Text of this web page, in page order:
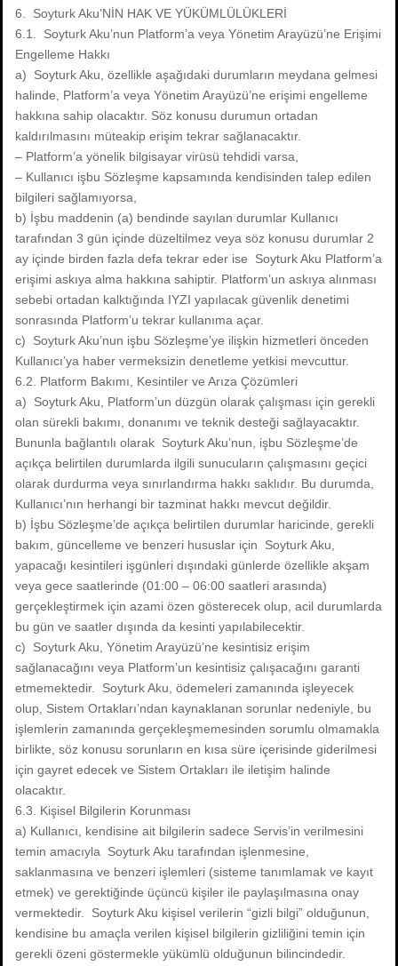
6. Soyturk Aku’NİN HAK VE YÜKÜMLÜLÜKLERİ
6.1. Soyturk Aku’nun Platform’a veya Yönetim Arayüzü’ne Erişimi
Engelleme Hakkı
a) Soyturk Aku, özellikle aşağıdaki durumların meydana gelmesi
halinde, Platform’a veya Yönetim Arayüzü’ne erişimi engelleme
hakkına sahip olacaktır. Söz konusu durumun ortadan
kaldırılmasını müteakip erişim tekrar sağlanacaktır.
– Platform’a yönelik bilgisayar virüsü tehdidi varsa,
– Kullanıcı işbu Sözleşme kapsamında kendisinden talep edilen
bilgileri sağlamıyorsa,
b) İşbu maddenin (a) bendinde sayılan durumlar Kullanıcı
tarafından 3 gün içinde düzeltilmez veya söz konusu durumlar 2
ay içinde birden fazla defa tekrar eder ise Soyturk Aku Platform’a
erişimi askıya alma hakkına sahiptir. Platform’un askıya alınması
sebebi ortadan kalktığında IYZI yapılacak güvenlik denetimi
sonrasında Platform’u tekrar kullanıma açar.
c) Soyturk Aku’nun işbu Sözleşme’ye ilişkin hizmetleri önceden
Kullanıcı’ya haber vermeksizin denetleme yetkisi mevcuttur.
6.2. Platform Bakımı, Kesintiler ve Arıza Çözümleri
a) Soyturk Aku, Platform’un düzgün olarak çalışması için gerekli
olan sürekli bakımı, donanımı ve teknik desteği sağlayacaktır.
Bununla bağlantılı olarak Soyturk Aku’nun, işbu Sözleşme’de
açıkça belirtilen durumlarda ilgili sunucuların çalışmasını geçici
olarak durdurma veya sınırlandırma hakkı saklıdır. Bu durumda,
Kullanıcı’nın herhangi bir tazminat hakkı mevcut değildir.
b) İşbu Sözleşme’de açıkça belirtilen durumlar haricinde, gerekli
bakım, güncelleme ve benzeri hususlar için Soyturk Aku,
yapacağı kesintileri işgünleri dışındaki günlerde özellikle akşam
veya gece saatlerinde (01:00 – 06:00 saatleri arasında)
gerçekleştirmek için azami özen gösterecek olup, acil durumlarda
bu gün ve saatler dışında da kesinti yapılabilecektir.
c) Soyturk Aku, Yönetim Arayüzü’ne kesintisiz erişim
sağlanacağını veya Platform’un kesintisiz çalışacağını garanti
etmemektedir. Soyturk Aku, ödemeleri zamanında işleyecek
olup, Sistem Ortakları’ndan kaynaklanan sorunlar nedeniyle, bu
işlemlerin zamanında gerçekleşmemesinden sorumlu olmamakla
birlikte, söz konusu sorunların en kısa süre içerisinde giderilmesi
için gayret edecek ve Sistem Ortakları ile iletişim halinde
olacaktır.
6.3. Kişisel Bilgilerin Korunması
a) Kullanıcı, kendisine ait bilgilerin sadece Servis’in verilmesini
temin amacıyla Soyturk Aku tarafından işlenmesine,
saklanmasına ve benzeri işlemleri (sisteme tanımlamak ve kayıt
etmek) ve gerektiğinde üçüncü kişiler ile paylaşılmasına onay
vermektedir. Soyturk Aku kişisel verilerin “gizli bilgi” olduğunun,
kendisine bu amaçla verilen kişisel bilgilerin gizliliğini temin için
gerekli özeni göstermekle yükümlü olduğunun bilincindedir.